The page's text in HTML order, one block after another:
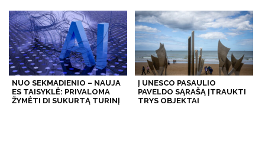
NUO SEKMADIENIO – NAUJA
ES TAISYKLĖ: PRIVALOMA
ŽYMĖTI DI SUKURTĄ TURINĮ
Į UNESCO PASAULIO
PAVELDO SĄRAŠĄ ĮTRAUKTI
TRYS OBJEKTAI